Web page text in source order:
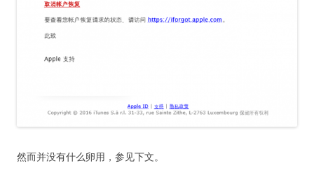
然而并没有什么卵用，参见下文。